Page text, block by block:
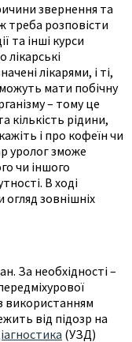
звернення та
треба розповісти
та інші курси
лікарські
лікарями, і ті,
мати побічну
– тому це
кількість рідини,
і про кофеїн чи
уролог зможе
чи іншого
В ході
огляд зовнішніх
За необхідності –
використанням
від підозр на
(УЗД)